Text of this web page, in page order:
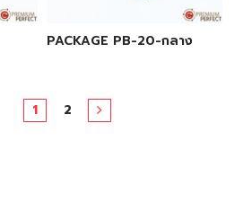
PACKAGE PB-20-กลาง
1 2